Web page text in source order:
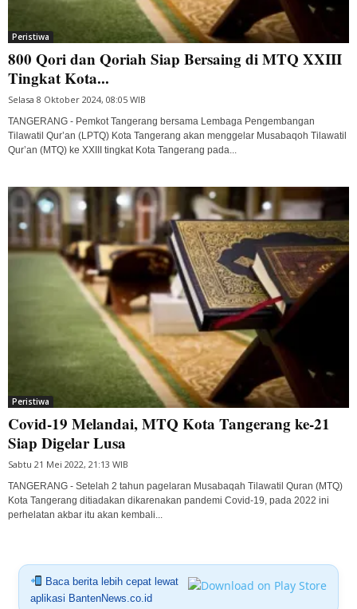
Peristiwa
800 Qori dan Qoriah Siap Bersaing di MTQ XXIII
Tingkat Kota...
Selasa 8 Oktober 2024, 08:05 WIB
TANGERANG - Pemkot Tangerang bersama Lembaga Pengembangan
Tilawatil Qur’an (LPTQ) Kota Tangerang akan menggelar Musabaqoh Tilawatil
Qur’an (MTQ) ke XXIII tingkat Kota Tangerang pada...
Peristiwa
Covid-19 Melandai, MTQ Kota Tangerang ke-21
Siap Digelar Lusa
Sabtu 21 Mei 2022, 21:13 WIB
TANGERANG - Setelah 2 tahun pagelaran Musabaqah Tilawatil Quran (MTQ)
Kota Tangerang ditiadakan dikarenakan pandemi Covid-19, pada 2022 ini
perhelatan akbar itu akan kembali...
Baca berita lebih cepat lewat
aplikasi BantenNews.co.id